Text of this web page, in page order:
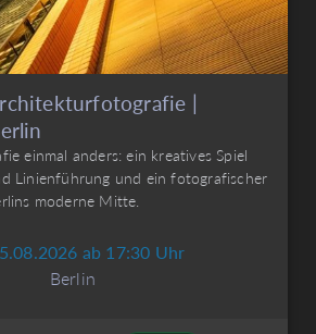
|
einmal anders: ein kreatives Spiel
Linienführung und ein fotografischer
moderne Mitte.
ab 17:30 Uhr
Berlin